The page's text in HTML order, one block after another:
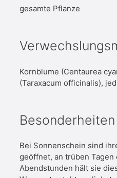
gesamte Pflanze
Kornblume (Centaurea
(Taraxacum officinalis),
Besonderheiten
Bei Sonnenschein sind
geöffnet, an trüben Tagen
Abendstunden hält sie